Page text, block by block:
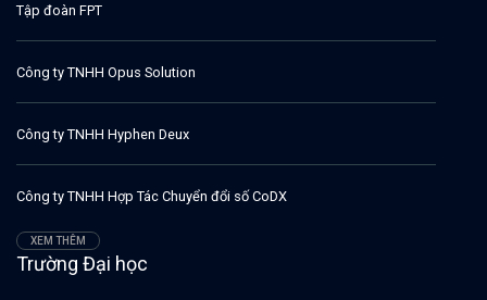
Tập đoàn FPT
Công ty TNHH Opus Solution
Công ty TNHH Hyphen Deux
Công ty TNHH Hợp Tác Chuyển đổi số CoDX
XEM THÊM
Trường Đại học